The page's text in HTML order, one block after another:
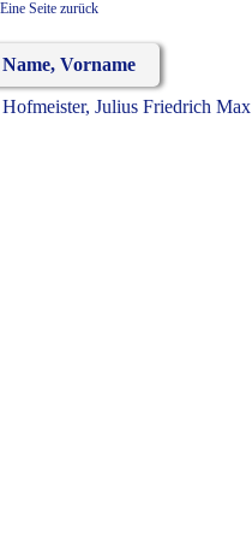
Eine Seite zurück
Name, Vorname
Hofmeister, Julius Friedrich Max